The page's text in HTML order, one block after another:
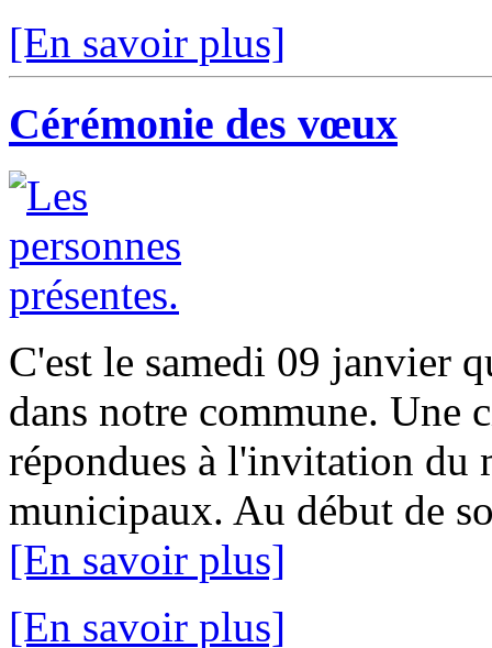
[En savoir plus]
Cérémonie des vœux
C'est le samedi 09 janvier
dans notre commune. Une
répondues à l'invitation du
municipaux. Au début de
[En savoir plus]
[En savoir plus]